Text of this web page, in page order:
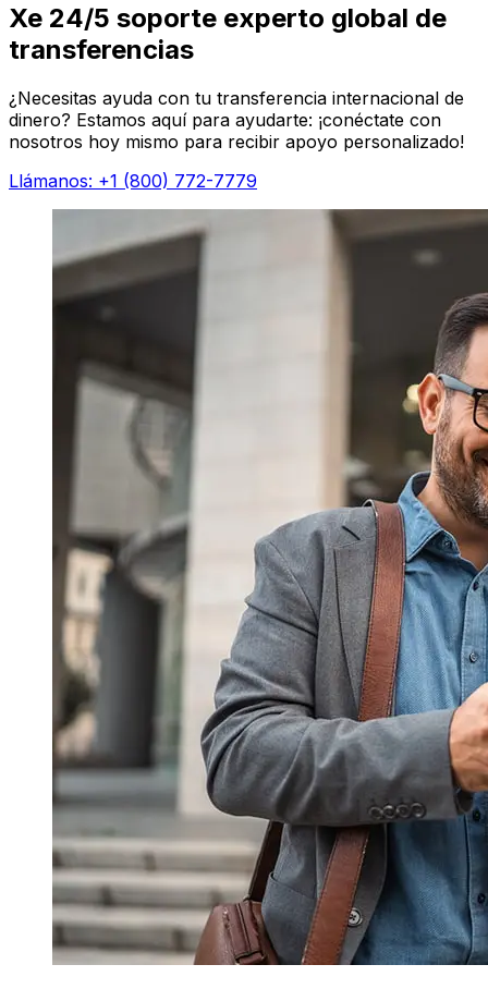
Xe 24/5 soporte experto global de
transferencias
¿Necesitas ayuda con tu transferencia internacional de
dinero? Estamos aquí para ayudarte: ¡conéctate con
nosotros hoy mismo para recibir apoyo personalizado!
Llámanos: +1 (800) 772-7779